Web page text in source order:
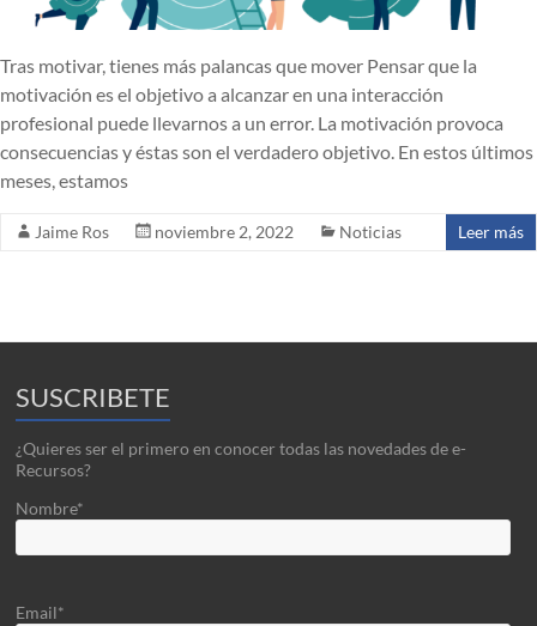
Tras motivar, tienes más palancas que mover Pensar que la
motivación es el objetivo a alcanzar en una interacción
profesional puede llevarnos a un error. La motivación provoca
consecuencias y éstas son el verdadero objetivo. En estos últimos
meses, estamos
Jaime Ros noviembre 2, 2022 Noticias Leer más
SUSCRIBETE
¿Quieres ser el primero en conocer todas las novedades de e-
Recursos?
Nombre*
Email*